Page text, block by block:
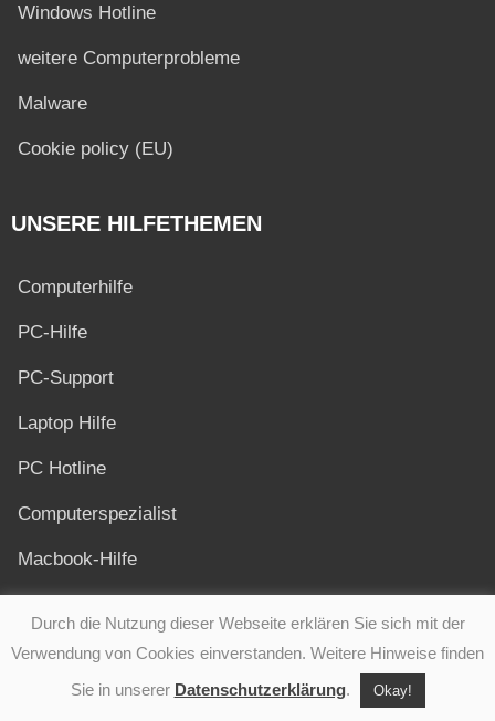
Windows Hotline
weitere Computerprobleme
Malware
Cookie policy (EU)
UNSERE HILFETHEMEN
Computerhilfe
PC-Hilfe
PC-Support
Laptop Hilfe
PC Hotline
Computerspezialist
Macbook-Hilfe
Software Hilfe
Computerkurse
Durch die Nutzung dieser Webseite erklären Sie sich mit der
Verwendung von Cookies einverstanden. Weitere Hinweise finden
Sie in unserer Datenschutzerklärung. Okay!